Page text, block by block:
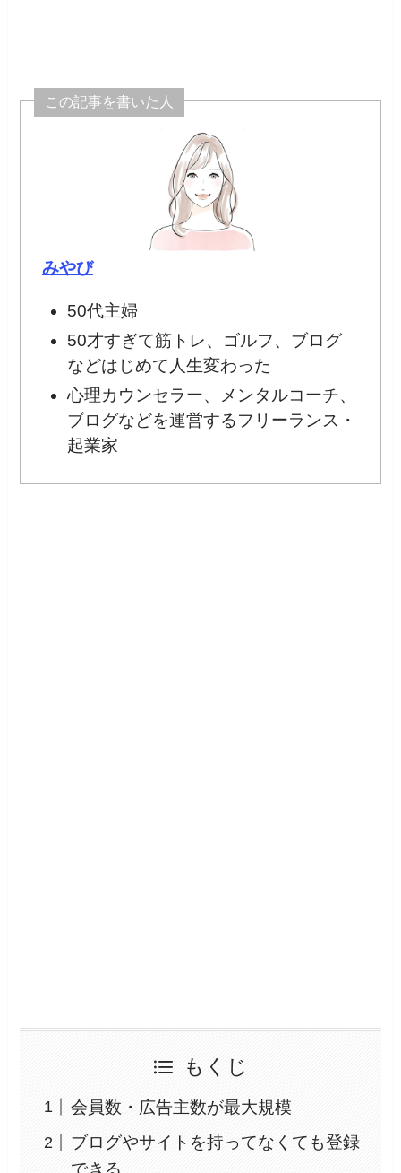
この記事を書いた人
みやび
50代主婦
50才すぎて筋トレ、ゴルフ、ブログ
などはじめて人生変わった
心理カウンセラー、メンタルコーチ、
ブログなどを運営するフリーランス・
起業家
もくじ
会員数・広告主数が最大規模
ブログやサイトを持ってなくても登録
できる